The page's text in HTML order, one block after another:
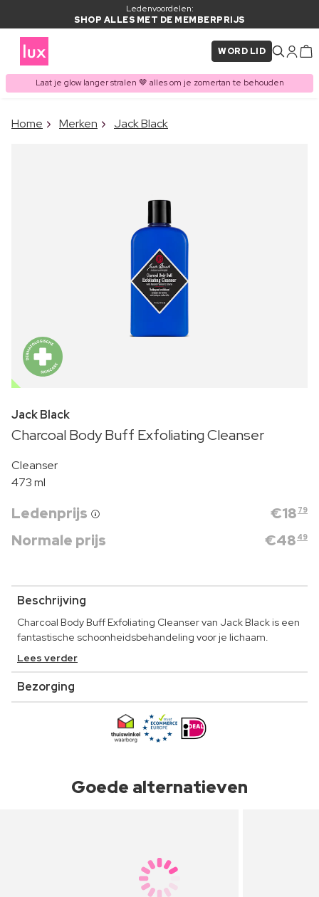
Ledenvoordelen:
SHOP ALLES MET DE MEMBERPRIJS
WORD LID
Laat je glow langer stralen 🤎 alles om je zomertan te behouden
ITEM TOEGEVOEGD AAN
Home Merken Jack Black
OUTLET
Jack Black
Charcoal Body Buff Exfoliating Cleanser
Cleanser
473 ml
Ledenprijs €18 79
Normale prijs €48 49
Beschrijving
Charcoal Body Buff Exfoliating Cleanser van Jack Black is een
fantastische schoonheidsbehandeling voor je lichaam.
Lees verder
Bezorging
Goede alternatieven